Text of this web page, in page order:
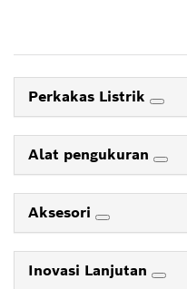
Perkakas Listrik
Alat pengukuran
Aksesori
Inovasi Lanjutan